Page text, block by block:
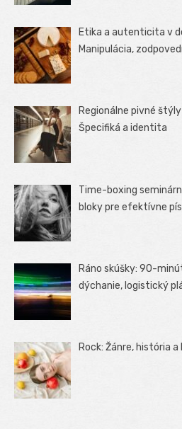
Etika a autenticita v
Manipulácia,
Regionálne pivné
Špecifiká a identita
Time-boxing
bloky pre efektívne
Ráno skúšky: 90-
dýchanie, logistický
Rock: Žánre, história